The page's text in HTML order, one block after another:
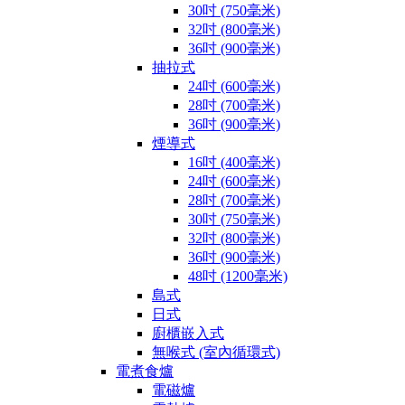
30吋 (750毫米)
32吋 (800毫米)
36吋 (900毫米)
抽拉式
24吋 (600毫米)
28吋 (700毫米)
36吋 (900毫米)
煙導式
16吋 (400毫米)
24吋 (600毫米)
28吋 (700毫米)
30吋 (750毫米)
32吋 (800毫米)
36吋 (900毫米)
48吋 (1200毫米)
島式
日式
廚櫃嵌入式
無喉式 (室內循環式)
電煮食爐
電磁爐